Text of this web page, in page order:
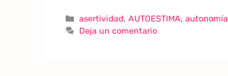
asertividad,AUTOESTIMA,autonomía
Deja un comentario